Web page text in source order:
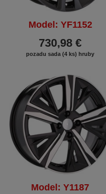
Model: YF1152
730,98 €
pozadu sada (4 ks) hruby
Model: Y1187